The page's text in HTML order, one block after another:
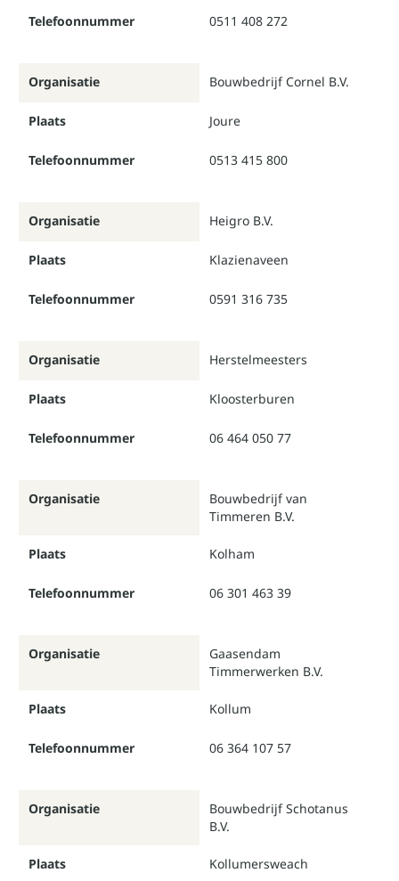
Telefoonnummer 0511 408 272
Organisatie
Plaats
Telefoonnummer
Bouwbedrijf Cornel B.V.
Joure
0513 415 800
Organisatie
Plaats
Telefoonnummer
Heigro B.V.
Klazienaveen
0591 316 735
Organisatie
Plaats
Telefoonnummer
Herstelmeesters
Kloosterburen
06 464 050 77
Organisatie
Plaats
Telefoonnummer
Bouwbedrijf van
Timmeren B.V.
Kolham
06 301 463 39
Organisatie
Plaats
Telefoonnummer
Gaasendam
Timmerwerken B.V.
Kollum
06 364 107 57
Organisatie
Plaats
Bouwbedrijf Schotanus
B.V.
Kollumersweach